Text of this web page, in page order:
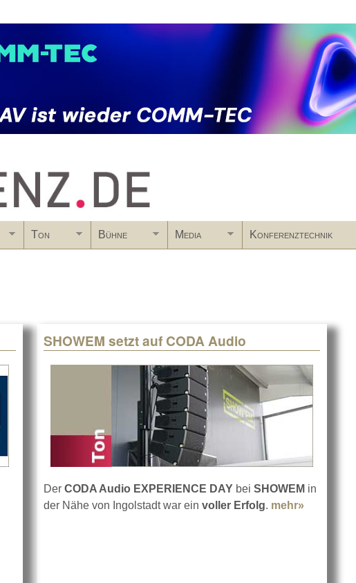
Ton Bühne Media Konferenztechnik
SHOWEM setzt auf CODA Audio
Der CODA Audio EXPERIENCE DAY bei SHOWEM in
der Nähe von Ingolstadt war ein voller Erfolg. mehr»